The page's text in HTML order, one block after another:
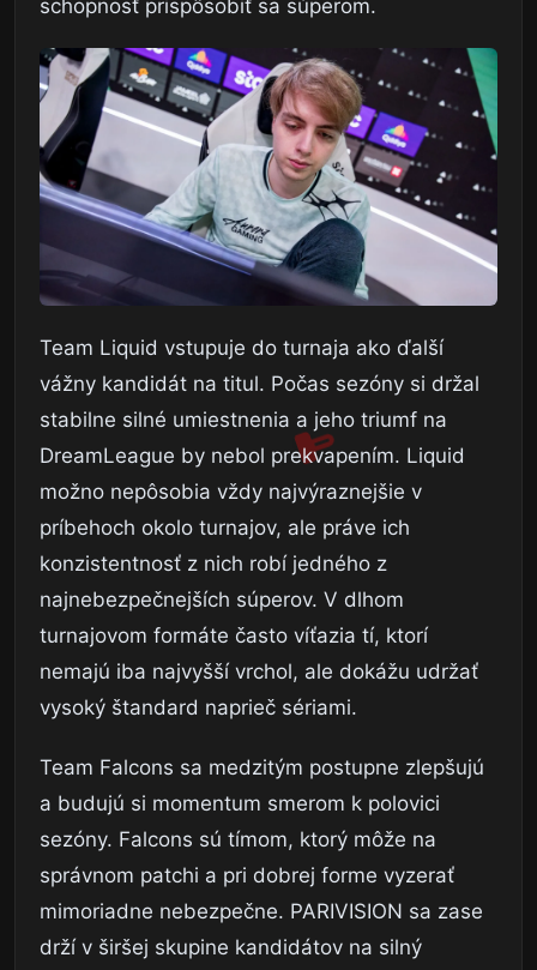
schopnosť prispôsobiť sa súperom.
Team Liquid vstupuje do turnaja ako ďalší
vážny kandidát na titul. Počas sezóny si držal
stabilne silné umiestnenia a jeho triumf na
DreamLeague by nebol prekvapením. Liquid
možno nepôsobia vždy najvýraznejšie v
príbehoch okolo turnajov, ale práve ich
konzistentnosť z nich robí jedného z
najnebezpečnejších súperov. V dlhom
turnajovom formáte často víťazia tí, ktorí
nemajú iba najvyšší vrchol, ale dokážu udržať
vysoký štandard naprieč sériami.
Team Falcons sa medzitým postupne zlepšujú
a budujú si momentum smerom k polovici
sezóny. Falcons sú tímom, ktorý môže na
správnom patchi a pri dobrej forme vyzerať
mimoriadne nebezpečne. PARIVISION sa zase
drží v širšej skupine kandidátov na silný